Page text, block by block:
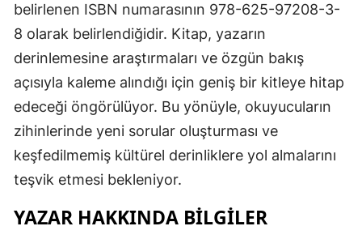
belirlenen ISBN numarasının 978-625-97208-3-
8 olarak belirlendiğidir. Kitap, yazarın
derinlemesine araştırmaları ve özgün bakış
açısıyla kaleme alındığı için geniş bir kitleye hitap
edeceği öngörülüyor. Bu yönüyle, okuyucuların
zihinlerinde yeni sorular oluşturması ve
keşfedilmemiş kültürel derinliklere yol almalarını
teşvik etmesi bekleniyor.
YAZAR HAKKINDA BILGILER